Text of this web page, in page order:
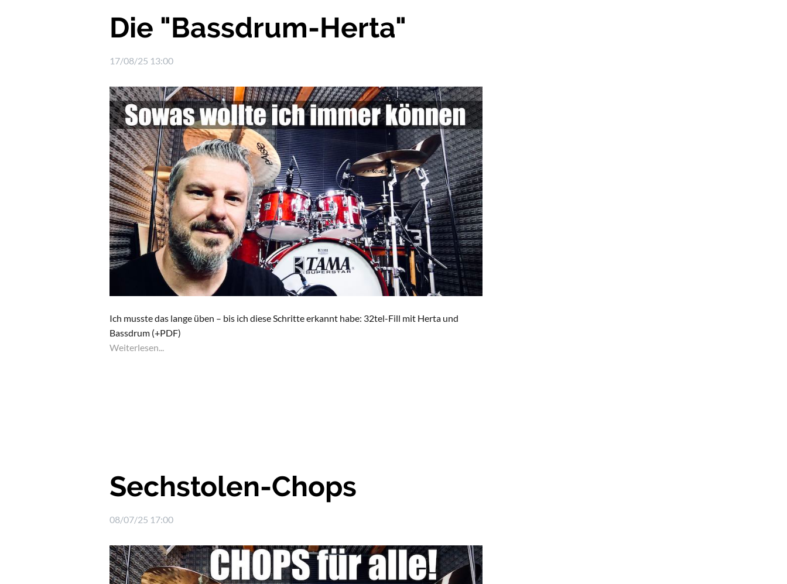
Die "Bassdrum-Herta"
17/08/25 13:00
Ich musste das lange üben – bis ich diese Schritte erkannt habe: 32tel-Fill mit Herta und
Bassdrum (+PDF)
Weiterlesen...
Sechstolen-Chops
08/07/25 17:00